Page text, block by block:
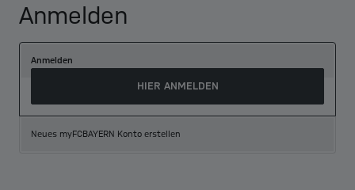
Anmelden
Anmelden
HIER ANMELDEN
Neues myFCBAYERN Konto erstellen